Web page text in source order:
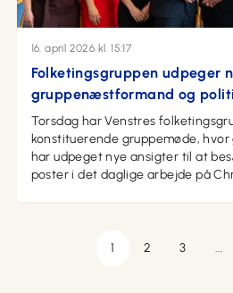
16. april 2026 kl. 15:17
Folketingsgruppen udpeger
gruppenæstformand og
Torsdag har Venstres
konstituerende gruppemøde,
har udpeget nye ansigter til at
poster i det daglige arbejde på
1 2 3 ...